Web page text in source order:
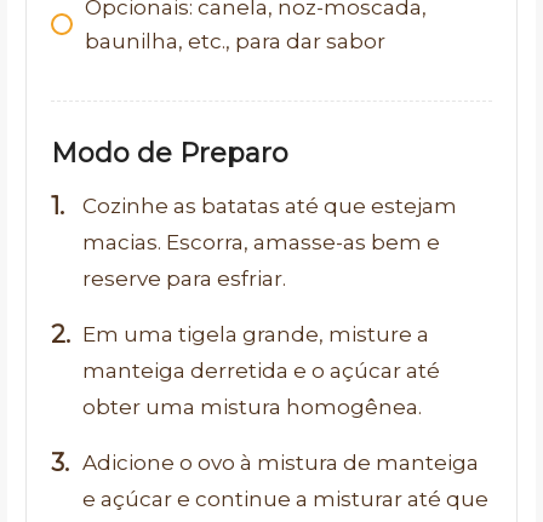
Opcionais: canela, noz-moscada,
baunilha, etc., para dar sabor
Modo de Preparo
Cozinhe as batatas até que estejam
macias. Escorra, amasse-as bem e
reserve para esfriar.
Em uma tigela grande, misture a
manteiga derretida e o açúcar até
obter uma mistura homogênea.
Adicione o ovo à mistura de manteiga
e açúcar e continue a misturar até que